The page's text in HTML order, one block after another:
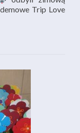
Trip Love